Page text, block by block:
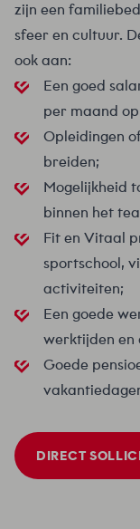
zijn een
sfeer en cultuur.
ook aan:
Een goed
per maand
Opleidingen
breiden;
Mogelijkheid
binnen het
Fit en Vitaal
sportschool,
activiteiten;
Een goede
werktijden en
Goede
DIRECT